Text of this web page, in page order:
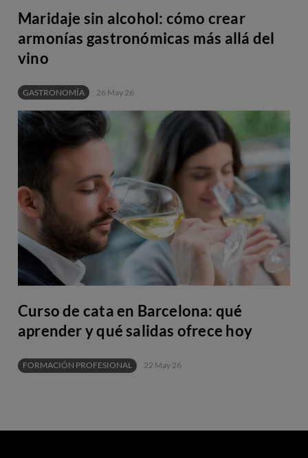
Maridaje sin alcohol: cómo crear
armonías gastronómicas más allá del
vino
GASTRONOMÍA 26 May 26
Curso de cata en Barcelona: qué
aprender y qué salidas ofrece hoy
FORMACIÓN PROFESIONAL 22 May 26